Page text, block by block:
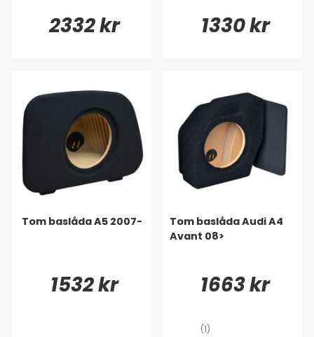
2332 kr 1330 kr
Tom baslåda A5 2007-
1532 kr
Tom baslåda Audi A4
Avant 08>
1663 kr
(1)